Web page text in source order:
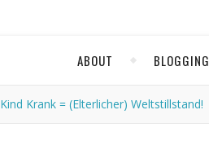
ABOUT BLOGGING
Kind Krank = (elterlicher) Weltstillstand!